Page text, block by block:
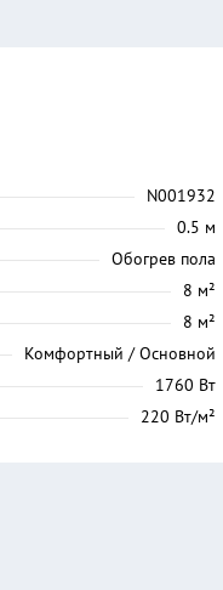
N001932
0.5 м
Обогрев пола
8 м²
8 м²
Комфортный / Основной
1760 Вт
220 Вт/м²